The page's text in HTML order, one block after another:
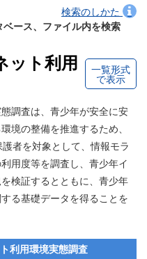
検索のしかた
ベース、ファイル内を検索
ット利用
一覧形式
で表示
調査は、青少年が安全に安
境の整備を推進するため、
者を対象として、情報モラ
用度等を調査し、青少年イ
検証するとともに、青少年
る基礎データを得ることを
利用環境実態調査